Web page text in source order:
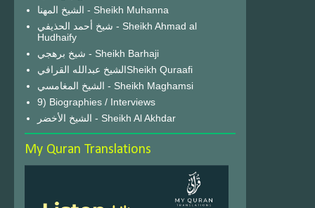
الشيخ المهنا - Sheikh Muhanna
شيخ أحمد الحذيفي - Sheikh Ahmad al
Hudhaify
شيخ برهجي - Sheikh Barhaji
الشيخ عبدالله القرافيSheikh Quraafi
الشيخ المغامسي - Sheikh Maghamsi
9) Biographies / Interviews
الشيخ الأخضر - Sheikh Al Akhdar
My Quran Translations